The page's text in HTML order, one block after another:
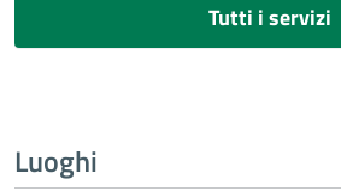
Tutti i servizi
Luoghi